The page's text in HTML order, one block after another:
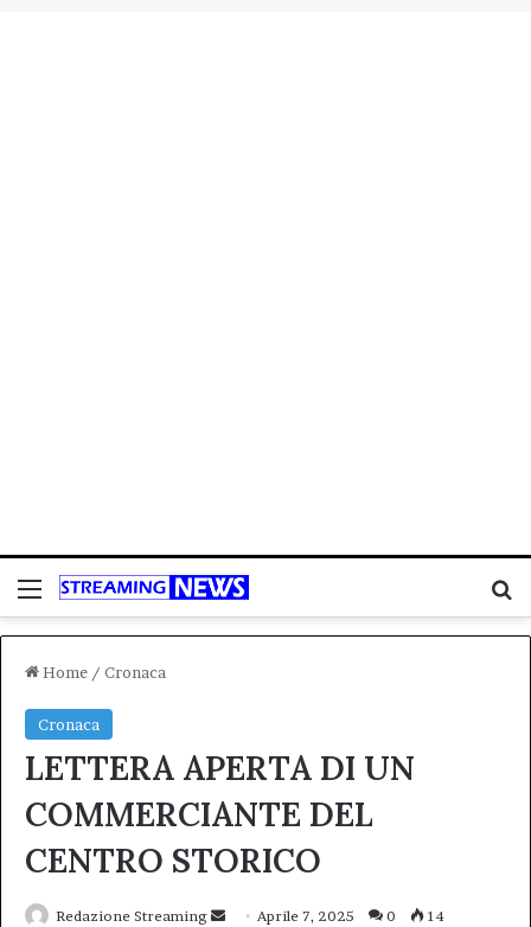
Menu
Home / Cronaca
Cronaca
LETTERA APERTA DI UN
COMMERCIANTE DEL
CENTRO STORICO
Redazione Streaming
InviaAprile 7, 2025 0 14